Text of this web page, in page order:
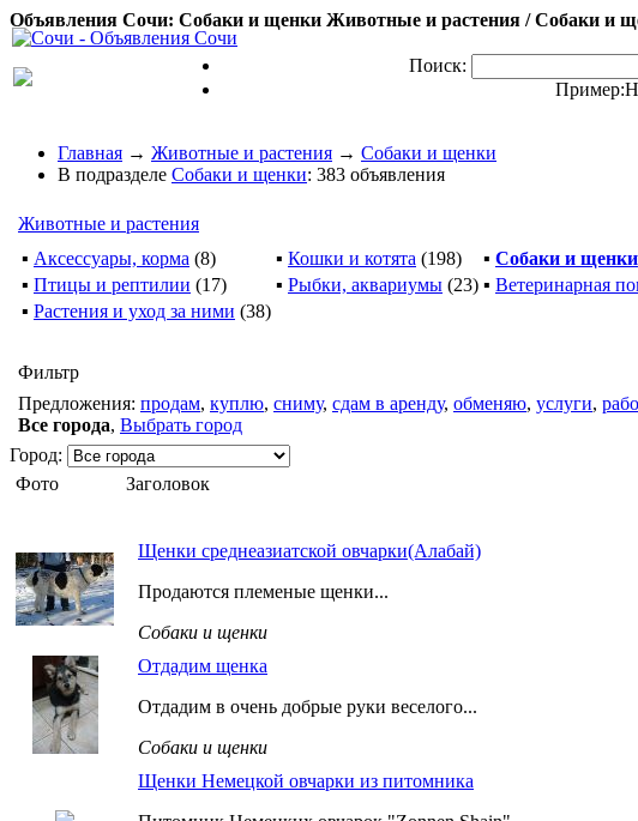
Объявления Сочи: Собаки и щенки Животные и растения / Собаки и
Поиск:
Пример:
Главная → Животные и растения → Собаки и щенки
В подразделе Собаки и щенки: 383 объявления
Животные и растения
▪ Аксессуары, корма (8) ▪ Кошки и котята (198) ▪ Собаки и щенки
▪ Птицы и рептилии (17) ▪ Рыбки, аквариумы (23) ▪ Ветеринарная
▪ Растения и уход за ними (38)
Фильтр
Предложения: продам, куплю, сниму, сдам в аренду, обменяю, услуги,
Все города, Выбрать город
Город:
Фото
Заголовок
Щенки среднеазиатской овчарки(Алабай)
Продаются племеные щенки...
Собаки и щенки
Отдадим щенка
Отдадим в очень добрые руки веселого...
Собаки и щенки
Щенки Немецкой овчарки из питомника